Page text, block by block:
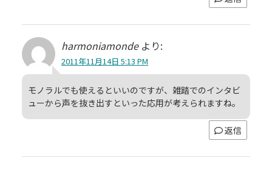
harmoniamonde より:
2011年11月14日 5:13 PM
モノラルでも使えるといいのですが、雑踏でのインタビ
ューから声を抜き出すといった応用が考えられますね。
返信